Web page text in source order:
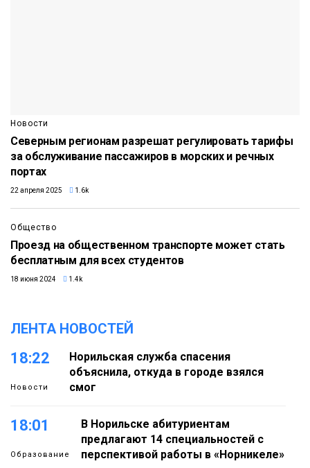
Новости
Северным регионам разрешат регулировать тарифы
за обслуживание пассажиров в морских и речных
портах
22 апреля 2025 1.6k
Общество
Проезд на общественном транспорте может стать
бесплатным для всех студентов
18 июня 2024 1.4k
ЛЕНТА НОВОСТЕЙ
18:22
Новости
Норильская служба спасения
объяснила, откуда в городе взялся
смог
18:01
Образование
В Норильске абитуриентам
предлагают 14 специальностей с
перспективой работы в «Норникеле»